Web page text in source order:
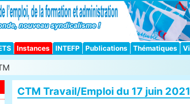
Instances INTEFP Publications Thématiques
CTM Travail/Emploi du 17 juin 2021